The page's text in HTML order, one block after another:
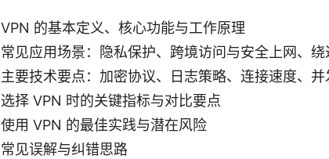
VPN 的基本定义、核心功能与工作原理
常见应用场景：隐私保护、跨境访问与安全上网、
主要技术要点：加密协议、日志策略、连接速度、
选择 VPN 时的关键指标与对比要点
使用 VPN 的最佳实践与潜在风险
常见误解与纠错思路